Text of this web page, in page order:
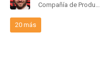
Compañía de Produccion, Productor Ejecutivo
20 más